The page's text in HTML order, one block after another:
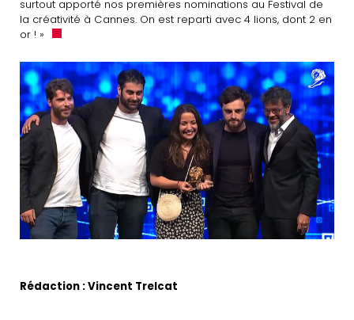
surtout apporté nos premières nominations au Festival de
la créativité à Cannes. On est reparti avec 4 lions, dont 2 en
or ! »
Rédaction : Vincent Trelcat